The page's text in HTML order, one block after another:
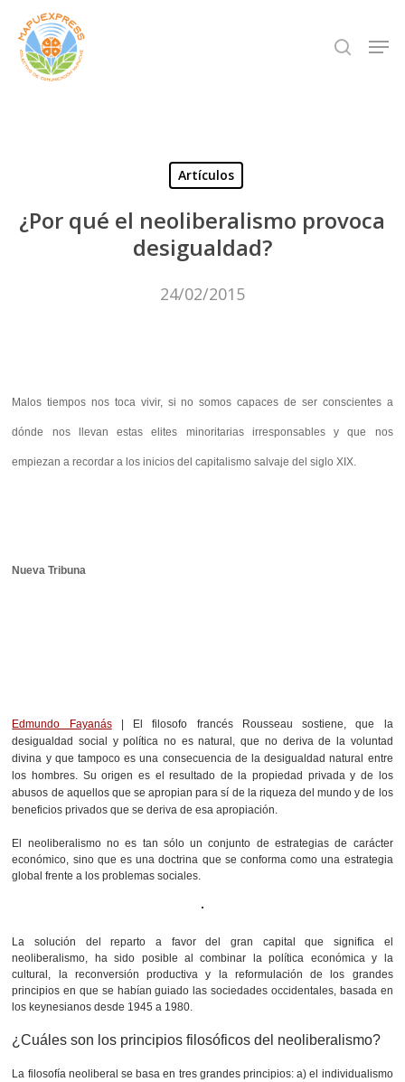
Skip
main
search
Artículos
¿Por qué el neoliberalismo provoca
desigualdad?
24/02/2015
Malos tiempos nos toca vivir, si no somos capaces de ser conscientes a
dónde nos llevan estas elites minoritarias irresponsables y que nos
empiezan a recordar a los inicios del capitalismo salvaje del siglo XIX.
Nueva Tribuna
Edmundo Fayanás|
El filosofo francés Rousseau sostiene, que la
desigualdad social y política no es natural, que no deriva de la voluntad
divina y que tampoco es una consecuencia de la desigualdad natural entre
los hombres. Su origen es el resultado de la propiedad privada y de los
abusos de aquellos que se apropian para sí de la riqueza del mundo y de los
beneficios privados que se deriva de esa apropiación.
El neoliberalismo no es tan sólo un conjunto de estrategias de carácter
económico, sino que es una doctrina que se conforma como una estrategia
global frente a los problemas sociales.
La solución del reparto a favor del gran capital que significa el
neoliberalismo, ha sido posible al combinar la política económica y la
cultural, la reconversión productiva y la reformulación de los grandes
principios en que se habían guiado las sociedades occidentales, basada en
los keynesianos desde 1945 a 1980.
¿Cuáles son los principios filosóficos del neoliberalismo?
La filosofía neoliberal se basa en tres grandes principios: a) el individualismo
Close